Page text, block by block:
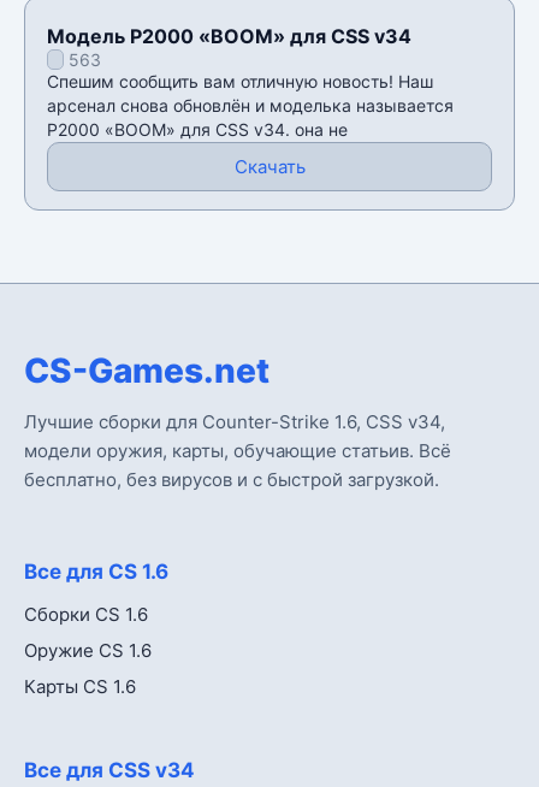
Модель P2000 «BOOM» для CSS v34
563
Спешим сообщить вам отличную новость! Наш
арсенал снова обновлён и моделька называется
P2000 «BOOM» для CSS v34. она не
Скачать
CS-Games.net
Лучшие сборки для Counter-Strike 1.6, CSS v34,
модели оружия, карты, обучающие статьив. Всё
бесплатно, без вирусов и с быстрой загрузкой.
Все для CS 1.6
Сборки CS 1.6
Оружие CS 1.6
Карты CS 1.6
Все для CSS v34